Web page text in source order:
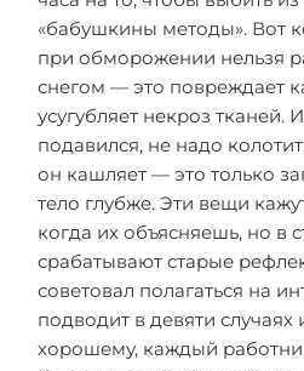
«бабушкины методы». Вот
при обморожении нельзя
снегом — это повреждает
усугубляет некроз тканей.
подавился, не надо
он кашляет — это только
тело глубже. Эти вещи
когда их объясняешь, но в
срабатывают старые
советовал полагаться на
подводит в девяти случаях
хорошему, каждый